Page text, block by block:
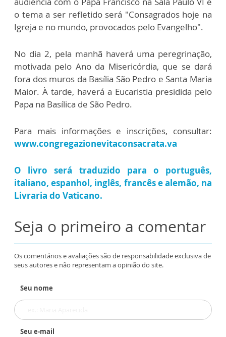
o tema a ser refletido será "Consagrados hoje na
Igreja e no mundo, provocados pelo Evangelho".
No dia 2, pela manhã haverá uma peregrinação,
motivada pelo Ano da Misericórdia, que se dará
fora dos muros da Basília São Pedro e Santa Maria
Maior. À tarde, haverá a Eucaristia presidida pelo
Papa na Basílica de São Pedro.
Para mais informações e inscrições, consultar:
www.congregazionevitaconsacrata.va
O livro será traduzido para o português,
italiano, espanhol, inglês, francês e alemão, na
Livraria do Vaticano.
Seja o primeiro a comentar
Os comentários e avaliações são de responsabilidade exclusiva de
seus autores e não representam a opinião do site.
Seu nome
Seu e-mail